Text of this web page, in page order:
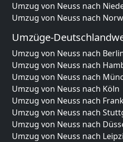
Umzug von Neuss nach
Umzug von Neuss nach
Umzüge-
Umzug von Neuss nach
Umzug von Neuss nach
Umzug von Neuss nach
Umzug von Neuss nach Köln
Umzug von Neuss nach
Umzug von Neuss nach
Umzug von Neuss nach
Umzug von Neuss nach